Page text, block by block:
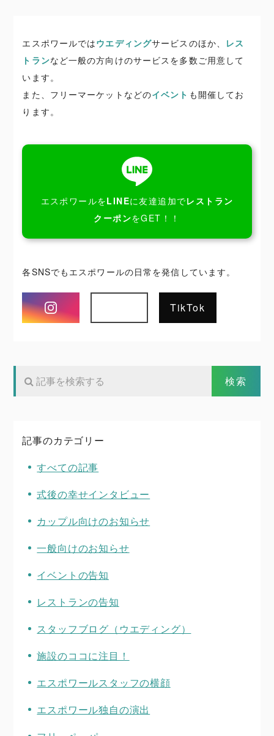
エスポワールではウエディングサービスのほか、 レス
トランなど一般の方向けのサービスを多数ご用意して
います。
また、フリーマーケットなどのイベント も開催してお
ります。
エスポワールをLINEに友達追加でレストラン
クーポンをGET！！
各SNSでもエスポワールの日常を発信しています。
Instagram
TikTok
記事のカテゴリー
すべての記事
式後の幸せインタビュー
カップル向けのお知らせ
一般向けのお知らせ
イベントの告知
レストランの告知
スタッフブログ（ウエディング）
施設のココに注目！
エスポワールスタッフの横顔
エスポワール独自の演出